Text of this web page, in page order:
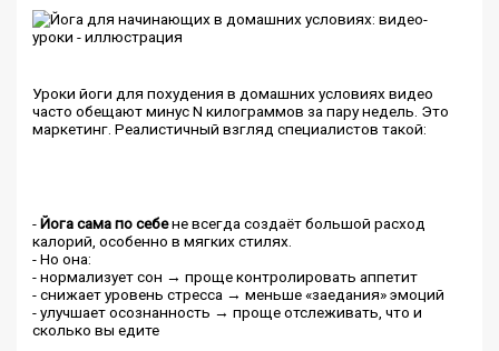
Уроки йоги для похудения в домашних условиях видео
часто обещают минус N килограммов за пару недель. Это
маркетинг. Реалистичный взгляд специалистов такой:
-Йога сама по себене всегда создаёт большой расход
калорий, особенно в мягких стилях.
- Но она:
- нормализует сон → проще контролировать аппетит
- снижает уровень стресса → меньше «заедания» эмоций
- улучшает осознанность → проще отслеживать, что и
сколько вы едите